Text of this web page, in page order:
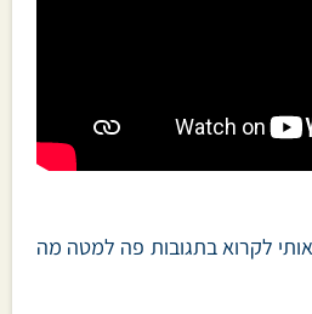
אותי לקרוא בתגובות פה למטה מה